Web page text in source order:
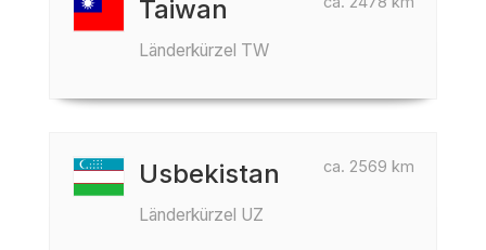
Taiwan
Länderkürzel TW
ca. 2569 km
Usbekistan
Länderkürzel UZ